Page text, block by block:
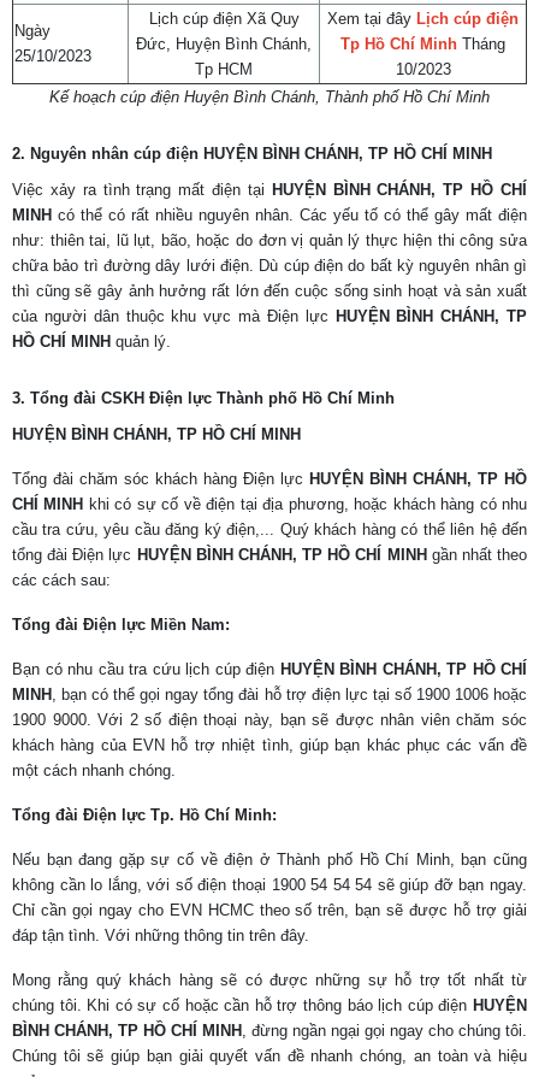
Ngày
25/10/2023
Lịch cúp điện Xã Quy
Đức, Huyện Bình Chánh,
Tp HCM
Xem tại đây Lịch cúp điện
Tp Hồ Chí Minh Tháng
10/2023
Kế hoạch cúp điện Huyện Bình Chánh, Thành phố Hồ Chí Minh
2. Nguyên nhân cúp điện HUYỆN BÌNH CHÁNH, TP HỒ CHÍ MINH
Việc xảy ra tình trạng mất điện tại HUYỆN BÌNH CHÁNH, TP HỒ CHÍ
MINH có thể có rất nhiều nguyên nhân. Các yếu tố có thể gây mất điện
như: thiên tai, lũ lụt, bão, hoặc do đơn vị quản lý thực hiện thi công sửa
chữa bảo trì đường dây lưới điện. Dù cúp điện do bất kỳ nguyên nhân gì
thì cũng sẽ gây ảnh hưởng rất lớn đến cuộc sống sinh hoạt và sản xuất
của người dân thuộc khu vực mà Điện lực HUYỆN BÌNH CHÁNH, TP
HỒ CHÍ MINH quản lý.
3. Tổng đài CSKH Điện lực Thành phố Hồ Chí Minh
HUYỆN BÌNH CHÁNH, TP HỒ CHÍ MINH
Tổng đài chăm sóc khách hàng Điện lực HUYỆN BÌNH CHÁNH, TP HỒ
CHÍ MINH khi có sự cố về điện tại địa phương, hoặc khách hàng có nhu
cầu tra cứu, yêu cầu đăng ký điện,... Quý khách hàng có thể liên hệ đến
tổng đài Điện lực HUYỆN BÌNH CHÁNH, TP HỒ CHÍ MINHgần nhất theo
các cách sau:
Tổng đài Điện lực Miền Nam:
Bạn có nhu cầu tra cứu lịch cúp điện HUYỆN BÌNH CHÁNH, TP HỒ CHÍ
MINH , bạn có thể gọi ngay tổng đài hỗ trợ điện lực tại số 1900 1006 hoặc
1900 9000. Với 2 số điện thoại này, bạn sẽ được nhân viên chăm sóc
khách hàng của EVN hỗ trợ nhiệt tình, giúp bạn khác phục các vấn đề
một cách nhanh chóng.
Tổng đài Điện lực Tp. Hồ Chí Minh:
Nếu bạn đang gặp sự cố về điện ở Thành phố Hồ Chí Minh, bạn cũng
không cần lo lắng, với số điện thoại 1900 54 54 54 sẽ giúp đỡ bạn ngay.
Chỉ cần gọi ngay cho EVN HCMC theo số trên, bạn sẽ được hỗ trợ giải
đáp tận tình. Với những thông tin trên đây.
Mong rằng quý khách hàng sẽ có được những sự hỗ trợ tốt nhất từ
chúng tôi. Khi có sự cố hoặc cần hỗ trợ thông báo lịch cúp điện HUYỆN
BÌNH CHÁNH, TP HỒ CHÍ MINH , đừng ngần ngại gọi ngay cho chúng tôi.
Chúng tôi sẽ giúp bạn giải quyết vấn đề nhanh chóng, an toàn và hiệu